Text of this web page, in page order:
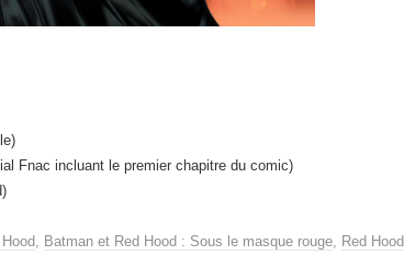
Fnac incluant le premier chapitre du comic)
, Batman et Red Hood : Sous le masque rouge, Red Hood